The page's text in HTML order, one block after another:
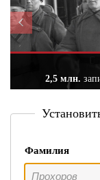
2,5 млн.
Фамилия